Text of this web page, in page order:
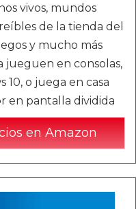
vivos, mundos
de la tienda del
y mucho más
jueguen en consolas,
10, o juega en casa
en pantalla dividida
en Amazon